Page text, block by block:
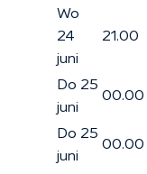
Wo
24
juni
21.00
Do 25
juni
00.00
Do 25
juni
00.00